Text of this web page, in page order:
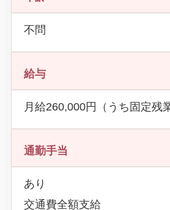
不問
給与
月給260,000円（うち固定残
通勤手当
あり
交通費全額支給